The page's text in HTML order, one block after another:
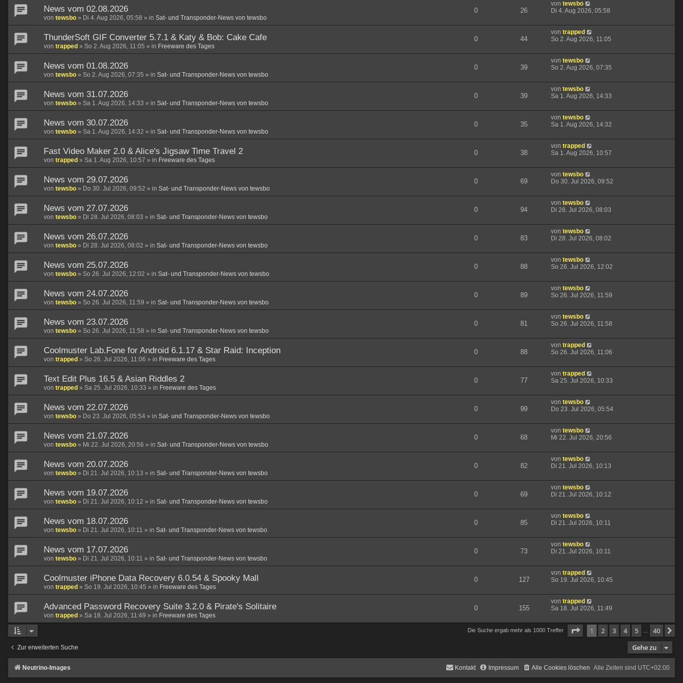
News vom 02.08.2026
von tewsbo » Di 4. Aug 2026, 05:58 » in Sat- und Transponder-News von tewsbo
0 26
von tewsbo
Di 4. Aug 2026, 05:58
ThunderSoft GIF Converter 5.7.1 & Katy & Bob: Cake Cafe
von trapped » So 2. Aug 2026, 11:05 » in Freeware des Tages
0 44
von trapped
So 2. Aug 2026, 11:05
News vom 01.08.2026
von tewsbo » So 2. Aug 2026, 07:35 » in Sat- und Transponder-News von tewsbo
0 39
von tewsbo
So 2. Aug 2026, 07:35
News vom 31.07.2026
von tewsbo » Sa 1. Aug 2026, 14:33 » in Sat- und Transponder-News von tewsbo
0 39
von tewsbo
Sa 1. Aug 2026, 14:33
News vom 30.07.2026
von tewsbo » Sa 1. Aug 2026, 14:32 » in Sat- und Transponder-News von tewsbo
0 35
von tewsbo
Sa 1. Aug 2026, 14:32
Fast Video Maker 2.0 & Alice's Jigsaw Time Travel 2
von trapped » Sa 1. Aug 2026, 10:57 » in Freeware des Tages
0 38
von trapped
Sa 1. Aug 2026, 10:57
News vom 29.07.2026
von tewsbo » Do 30. Jul 2026, 09:52 » in Sat- und Transponder-News von tewsbo
0 69
von tewsbo
Do 30. Jul 2026, 09:52
News vom 27.07.2026
von tewsbo » Di 28. Jul 2026, 08:03 » in Sat- und Transponder-News von tewsbo
0 94
von tewsbo
Di 28. Jul 2026, 08:03
News vom 26.07.2026
von tewsbo » Di 28. Jul 2026, 08:02 » in Sat- und Transponder-News von tewsbo
0 83
von tewsbo
Di 28. Jul 2026, 08:02
News vom 25.07.2026
von tewsbo » So 26. Jul 2026, 12:02 » in Sat- und Transponder-News von tewsbo
0 88
von tewsbo
So 26. Jul 2026, 12:02
News vom 24.07.2026
von tewsbo » So 26. Jul 2026, 11:59 » in Sat- und Transponder-News von tewsbo
0 89
von tewsbo
So 26. Jul 2026, 11:59
News vom 23.07.2026
von tewsbo » So 26. Jul 2026, 11:58 » in Sat- und Transponder-News von tewsbo
0 81
von tewsbo
So 26. Jul 2026, 11:58
Coolmuster Lab.Fone for Android 6.1.17 & Star Raid: Inception
von trapped » So 26. Jul 2026, 11:06 » in Freeware des Tages
0 88
von trapped
So 26. Jul 2026, 11:06
Text Edit Plus 16.5 & Asian Riddles 2
von trapped » Sa 25. Jul 2026, 10:33 » in Freeware des Tages
0 77
von trapped
Sa 25. Jul 2026, 10:33
News vom 22.07.2026
von tewsbo » Do 23. Jul 2026, 05:54 » in Sat- und Transponder-News von tewsbo
0 99
von tewsbo
Do 23. Jul 2026, 05:54
News vom 21.07.2026
von tewsbo » Mi 22. Jul 2026, 20:56 » in Sat- und Transponder-News von tewsbo
0 68
von tewsbo
Mi 22. Jul 2026, 20:56
News vom 20.07.2026
von tewsbo » Di 21. Jul 2026, 10:13 » in Sat- und Transponder-News von tewsbo
0 82
von tewsbo
Di 21. Jul 2026, 10:13
News vom 19.07.2026
von tewsbo » Di 21. Jul 2026, 10:12 » in Sat- und Transponder-News von tewsbo
0 69
von tewsbo
Di 21. Jul 2026, 10:12
News vom 18.07.2026
von tewsbo » Di 21. Jul 2026, 10:11 » in Sat- und Transponder-News von tewsbo
0 85
von tewsbo
Di 21. Jul 2026, 10:11
News vom 17.07.2026
von tewsbo » Di 21. Jul 2026, 10:11 » in Sat- und Transponder-News von tewsbo
0 73
von tewsbo
Di 21. Jul 2026, 10:11
Coolmuster iPhone Data Recovery 6.0.54 & Spooky Mall
von trapped » So 19. Jul 2026, 10:45 » in Freeware des Tages
0 127
von trapped
So 19. Jul 2026, 10:45
Advanced Password Recovery Suite 3.2.0 & Pirate's Solitaire
von trapped » Sa 18. Jul 2026, 11:49 » in Freeware des Tages
0 155
von trapped
Sa 18. Jul 2026, 11:49
Die Suche ergab mehr als 1000 Treffer Seite von40
1 2 3 4 5 40
Zur erweiterten Suche Gehe zu
Neutrino-Images Alle Zeiten sind UTC+02:00
Alle Cookies löschen
Impressum
Kontakt